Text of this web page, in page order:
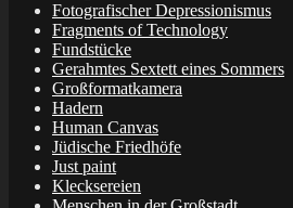
Fotografischer Depressionismus
Fragments of Technology
Fundstücke
Gerahmtes Sextett eines Sommers
Großformatkamera
Hadern
Human Canvas
Jüdische Friedhöfe
Just paint
Klecksereien